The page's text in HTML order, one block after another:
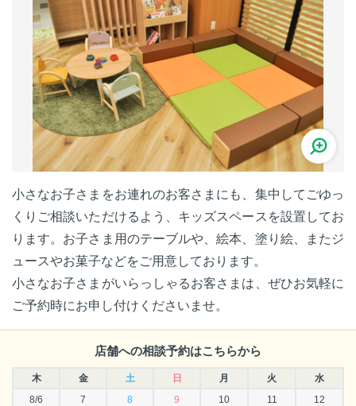
小さなお子さまをお連れのお客さまにも、集中してごゆっ
くりご相談いただけるよう、キッズスペースを設置してお
ります。お子さま用のテーブルや、絵本、塗り絵、またジ
ュースやお菓子などをご用意しております。
小さなお子さまがいらっしゃるお客さまは、ぜひお気軽に
ご予約時にお申し付けくださいませ。
店舗への相談予約はこちらから
木 金 土 日 月 火
水
8/6
7 8 9 10 11 12